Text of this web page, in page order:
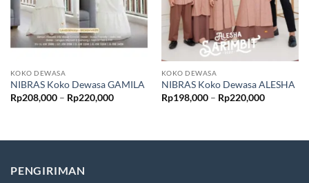
KOKO DEWASA
NIBRAS Koko Dewasa GAMILA
Rp208,000 – Rp220,000Rentang
KOKO DEWASA
NIBRAS Koko Dewasa ALESHA
Rp198,000 – Rp220,000Rentang
PENGIRIMAN